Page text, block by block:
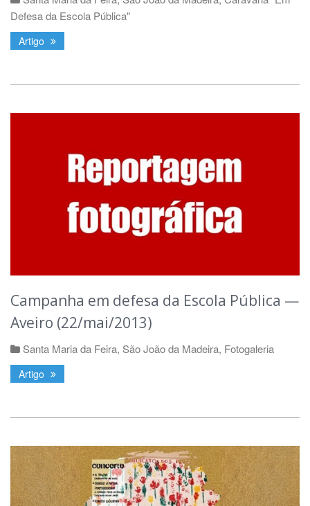
Defesa da Escola Pública"
Artigo
Campanha em defesa da Escola Pública —
Aveiro (22/mai/2013)
Santa Maria da Feira, São João da Madeira, Fotogaleria
Artigo